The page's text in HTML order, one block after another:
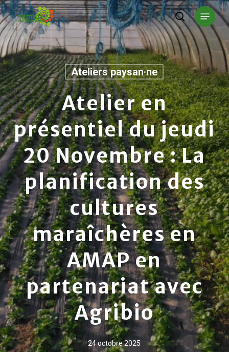
Skip
to
main
content
search
Menu
Ateliers paysan·ne
Atelier en
présentiel du jeudi
20 Novembre : La
planification des
cultures
maraîchères en
AMAP en
partenariat avec
Agribio
24 octobre 2025